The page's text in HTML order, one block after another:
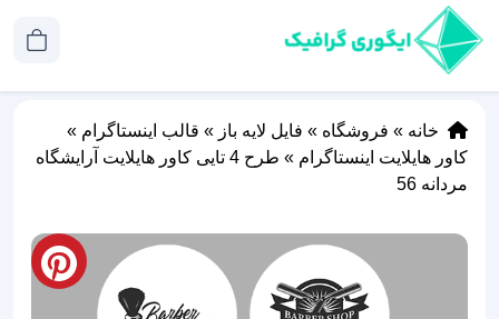
خانه » فروشگاه » فایل لایه باز » قالب اینستاگرام »
کاور هایلایت اینستاگرام »
طرح 4 تایی کاور هایلایت آرایشگاه
مردانه 56